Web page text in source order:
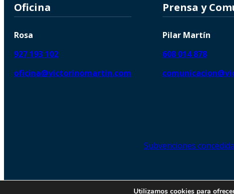
Oficina
Rosa
927 193 102
oficina@victorinomartin.com
Prensa y
Pilar Martín
608 014 878
Subvenciones
© 2026 Copyright © | Victorino
Utilizamos cookies para